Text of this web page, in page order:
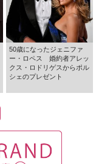
50歳になったジェニファ
ー・ロペス 婚約者アレッ
クス・ロドリゲスからポル
シェのプレゼント